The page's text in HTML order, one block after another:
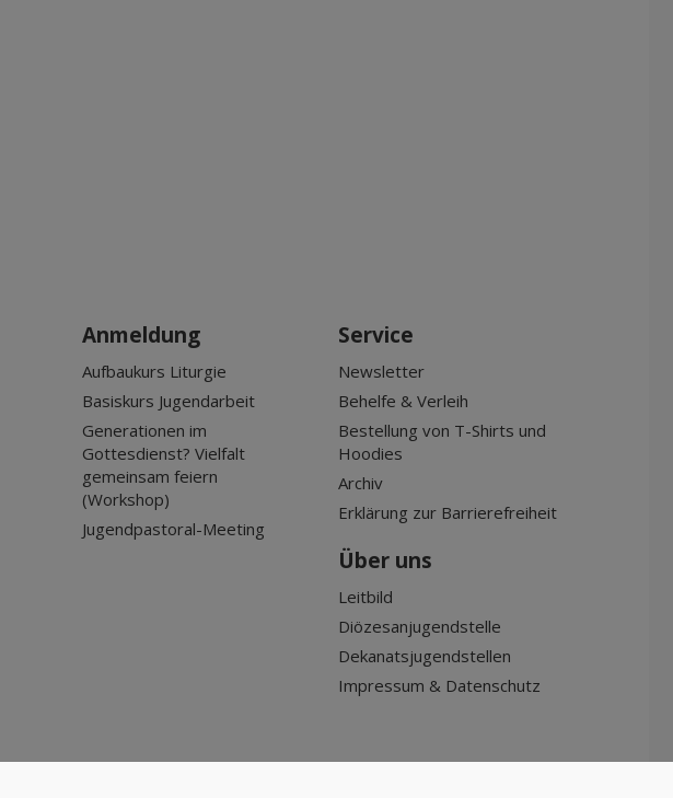
Anmeldung
Aufbaukurs Liturgie
Basiskurs Jugendarbeit
Generationen im
Gottesdienst? Vielfalt
gemeinsam feiern
(Workshop)
Jugendpastoral-Meeting
Service
Newsletter
Behelfe & Verleih
Bestellung von T-Shirts und
Hoodies
Archiv
Erklärung zur Barrierefreiheit
Über uns
Leitbild
Diözesanjugendstelle
Dekanatsjugendstellen
Impressum & Datenschutz